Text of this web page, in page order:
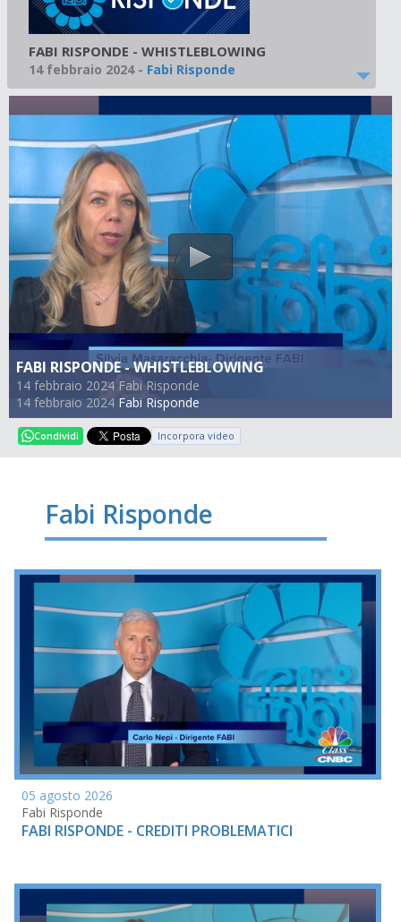
FABI RISPONDE - WHISTLEBLOWING
14 febbraio 2024 Fabi Risponde
14 febbraio 2024 Fabi Risponde
FABI RISPONDE - WHISTLEBLOWING
14 febbraio 2024- Fabi Risponde
Condividi Incorpora video
Fabi Risponde
05 agosto 2026
Fabi Risponde
FABI RISPONDE - CREDITI PROBLEMATICI